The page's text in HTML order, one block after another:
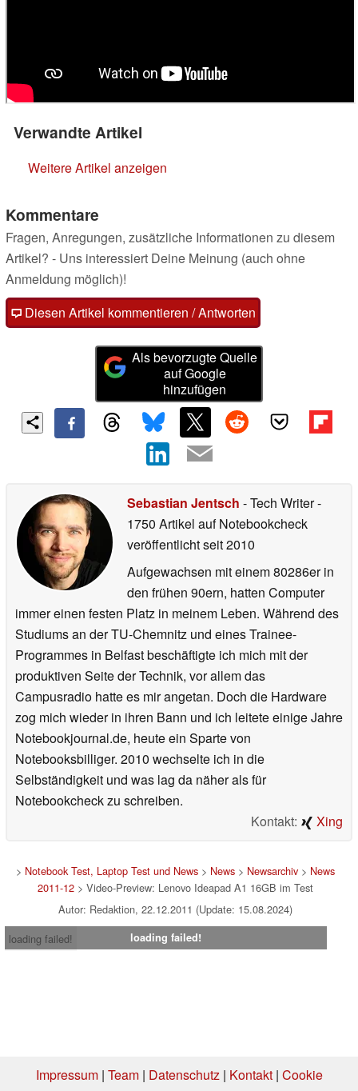
Verwandte Artikel
Weitere Artikel anzeigen
Kommentare
Fragen, Anregungen, zusätzliche Informationen zu diesem
Artikel? - Uns interessiert Deine Meinung (auch ohne
Anmeldung möglich)!
Diesen Artikel kommentieren / Antworten
Als bevorzugte Quelle
auf Google
hinzufügen
Sebastian Jentsch - Tech Writer-
1750 Artikel auf Notebookcheck
veröffentlichtseit 2010
Aufgewachsen mit einem 80286er in
den frühen 90ern, hatten Computer
immer einen festen Platz in meinem Leben. Während des
Studiums an der TU-Chemnitz und eines Trainee-
Programmes in Belfast beschäftigte ich mich mit der
produktiven Seite der Technik, vor allem das
Campusradio hatte es mir angetan. Doch die Hardware
zog mich wieder in ihren Bann und ich leitete einige Jahre
Notebookjournal.de, heute ein Sparte von
Notebooksbilliger. 2010 wechselte ich in die
Selbständigkeit und was lag da näher als für
Notebookcheck zu schreiben.
Kontakt:
Xing
> Notebook Test, Laptop Test und News> News> Newsarchiv> News
2011-12> Video-Preview: Lenovo Ideapad A1 16GB im Test
Autor: Redaktion, 22.12.2011 (Update: 15.08.2024)
loading failed!
loading failed!
Impressum| Team| Datenschutz| Kontakt| Cookie